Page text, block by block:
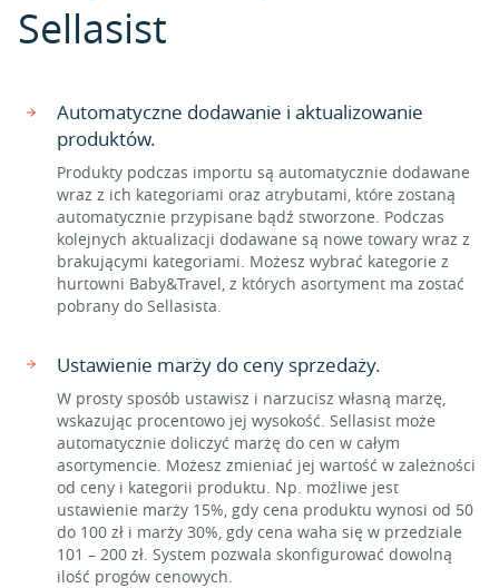
Sellasist
Automatyczne dodawanie i aktualizowanie
produktów.
Produkty podczas importu są automatycznie dodawane
wraz z ich kategoriami oraz atrybutami, które zostaną
automatycznie przypisane bądź stworzone. Podczas
kolejnych aktualizacji dodawane są nowe towary wraz z
brakującymi kategoriami. Możesz wybrać kategorie z
hurtowni Baby&Travel, z których asortyment ma zostać
pobrany do Sellasista.
Ustawienie marży do ceny sprzedaży.
W prosty sposób ustawisz i narzucisz własną marżę,
wskazując procentowo jej wysokość. Sellasist może
automatycznie doliczyć marżę do cen w całym
asortymencie. Możesz zmieniać jej wartość w zależności
od ceny i kategorii produktu. Np. możliwe jest
ustawienie marży 15%, gdy cena produktu wynosi od 50
do 100 zł i marży 30%, gdy cena waha się w przedziale
101 – 200 zł. System pozwala skonfigurować dowolną
ilość progów cenowych.